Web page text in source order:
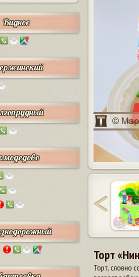
Видное
Торт
Торт, словно